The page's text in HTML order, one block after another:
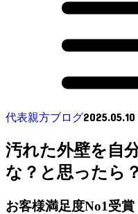
代表親方ブログ2025.05.10
汚れた外壁を自
な？と思ったら？
お客様満足度No1受